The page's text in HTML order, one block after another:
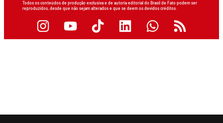
Todos os conteúdos de produção exclusiva e de autoria editorial do Brasil de Fato podem ser
reproduzidos, desde que não sejam alterados e que se deem os devidos créditos.